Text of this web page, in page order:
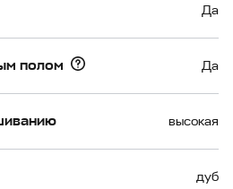
Да
полом Да
высокая
дуб